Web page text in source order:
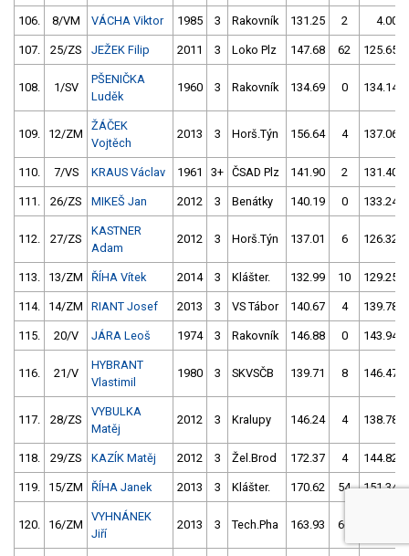
106. 8/VM VÁCHA Viktor 1985 3 Rakovník 131.25 2 4.00
107. 25/ZS JEŽEK Filip 2011 3 Loko Plz 147.68 62 125.65
108. 1/SV
PŠENIČKA
Luděk
1960 3 Rakovník 134.69 0 134.14
109. 12/ZM
ŽÁČEK
Vojtěch
2013 3 Horš.Týn 156.64 4 137.06
110. 7/VS KRAUS Václav 1961 3+ ČSAD Plz 141.90 2 131.40
111. 26/ZS MIKEŠ Jan 2012 3 Benátky 140.19 0 133.24
112. 27/ZS
KASTNER
Adam
2012 3 Horš.Týn 137.01 6 126.32
113. 13/ZM ŘÍHA Vítek 2014 3 Klášter. 132.99 10 129.25
114. 14/ZM RIANT Josef 2013 3 VS Tábor 140.67 4 139.78
115. 20/V JÁRA Leoš 1974 3 Rakovník 146.88 0 143.94
116. 21/V
HYBRANT
Vlastimil
1980 3 SKVSČB 139.71 8 146.47
117. 28/ZS
VYBULKA
Matěj
2012 3 Kralupy 146.24 4 138.78
118. 29/ZS KAZÍK Matěj 2012 3 Žel.Brod 172.37 4 144.82
119. 15/ZM ŘÍHA Janek 2013 3 Klášter. 170.62 54 151.34
120. 16/ZM
VYHNÁNEK
Jiří
2013 3 Tech.Pha 163.93 66